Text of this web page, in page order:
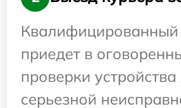
приедет в
проверки
серьезной